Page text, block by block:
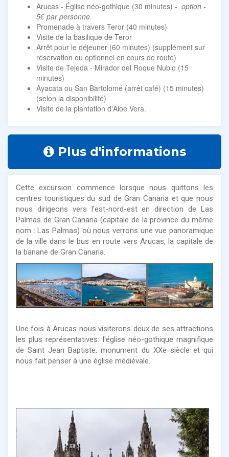
Arucas - Église néo-gothique (30 minutes) - option -
5€ par personne
Promenade à travers Teror (40 minutes)
Visite de la basilique de Teror
Arrêt pour le déjeuner (60 minutes) (supplément sur
réservation ou optionnel en cours de route)
Visite de Tejeda - Mirador del Roque Nublo (15
minutes)
Ayacata ou San Bartolomé (arrêt café) (15 minutes)
(selon la disponibilité)
Visite de la plantation d'Aloe Vera.
Plus d'informations
Cette excursion commence lorsque nous quittons les
centres touristiques du sud de Gran Canaria et que nous
nous dirigeons vers l'est-nord-est en direction de Las
Palmas de Gran Canaria (capitale de la province du même
nom : Las Palmas) où nous verrons une vue panoramique
de la ville dans le bus en route vers Arucas, la capitale de
la banane de Gran Canaria.
Une fois à Arucas nous visiterons deux de ses attractions
les plus représentatives: l'église néo-gothique magnifique
de Saint Jean Baptiste, monument du XXe siècle et qui
nous fait penser à une église médiévale.